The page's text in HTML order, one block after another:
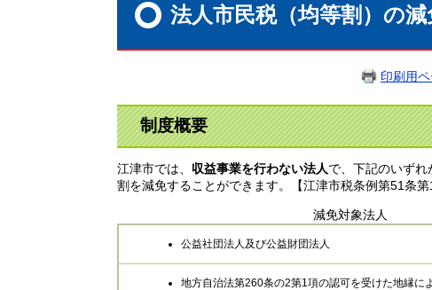
法人市民税（均等割）の
印刷用
制度概要
江津市では、 収益事業を行わない法人で、下記のいず
割を減免することができます。【江津市税条例第51条第
減免対象法人
公益社団法人及び公益財団法人
地方自治法第260条の2第1項の認可を受けた地縁に